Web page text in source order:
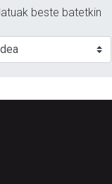
beste batetkin